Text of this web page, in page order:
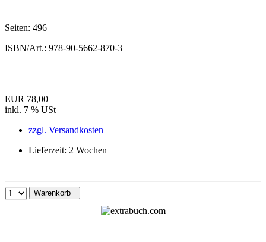
Seiten: 496
ISBN/Art.: 978-90-5662-870-3
EUR 78,00
inkl. 7 % USt
zzgl. Versandkosten
Lieferzeit: 2 Wochen
Warenkorb